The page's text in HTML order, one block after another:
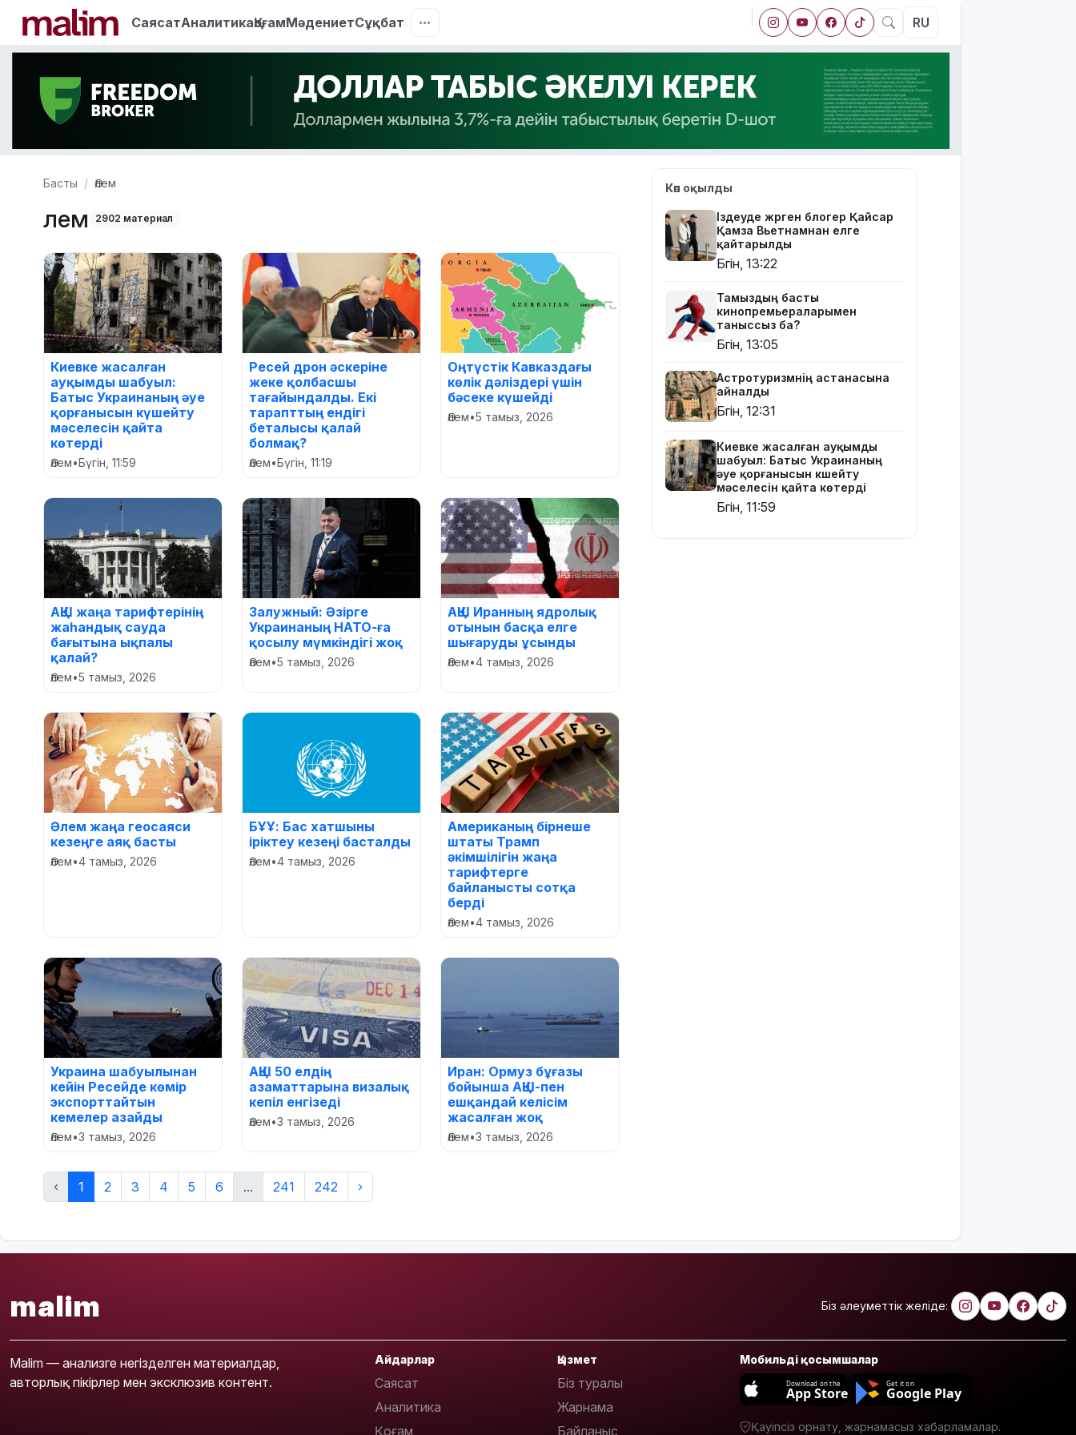
СаясатАналитикаҚоғамМәдениетСұқбат RU
Басты Әлем
Әлем 2902 материал
Киевке жасалған
ауқымды шабуыл:
Батыс Украинаның әуе
қорғанысын күшейту
мәселесін қайта
көтерді
Әлем•Бүгін, 11:59
Ресей дрон әскеріне
жеке қолбасшы
тағайындалды. Екі
тарапттың ендігі
беталысы қалай
болмақ?
Әлем•Бүгін, 11:19
Оңтүстік Кавказдағы
көлік дәліздері үшін
бәсеке күшейді
Әлем•5 тамыз, 2026
АҚШ жаңа тарифтерінің
жаһандық сауда
бағытына ықпалы
қалай?
Әлем•5 тамыз, 2026
Залужный: Әзірге
Украинаның НАТО-ға
қосылу мүмкіндігі жоқ
Әлем•5 тамыз, 2026
АҚШ Иранның ядролық
отынын басқа елге
шығаруды ұсынды
Әлем•4 тамыз, 2026
Әлем жаңа геосаяси
кезеңге аяқ басты
Әлем•4 тамыз, 2026
БҰҰ: Бас хатшыны
іріктеу кезеңі басталды
Әлем•4 тамыз, 2026
Американың бірнеше
штаты Трамп
әкімшілігін жаңа
тарифтерге
байланысты сотқа
берді
Әлем•4 тамыз, 2026
Украина шабуылынан
кейін Ресейде көмір
экспорттайтын
кемелер азайды
Әлем•3 тамыз, 2026
АҚШ 50 елдің
азаматтарына визалық
кепіл енгізеді
Әлем•3 тамыз, 2026
Иран: Ормуз бұғазы
бойынша АҚШ-пен
ешқандай келісім
жасалған жоқ
Әлем•3 тамыз, 2026
‹ 1 2 3 4 5 6 ... 241 242 ›
Көп оқылды
Іздеуде жүрген блогер Қайсар
Қамза Вьетнамнан елге
қайтарылды
Бүгін, 13:22
Тамыздың басты
кинопремьераларымен
таныссыз ба?
Бүгін, 13:05
Астротуризмнің астанасына
айналды
Бүгін, 12:31
Киевке жасалған ауқымды
шабуыл: Батыс Украинаның
әуе қорғанысын күшейту
мәселесін қайта көтерді
Бүгін, 11:59
malim Біз әлеуметтік желіде:
Malim — анализге негізделген материалдар,
авторлық пікірлер мен эксклюзив контент.
Айдарлар
Саясат
Аналитика
Қоғам
Қызмет
Біз туралы
Жарнама
Байланыс
Мобильді қосымшалар
Download on the
App Store
Get it on
Google Play
Қауіпсіз орнату, жарнамасыз хабарламалар.